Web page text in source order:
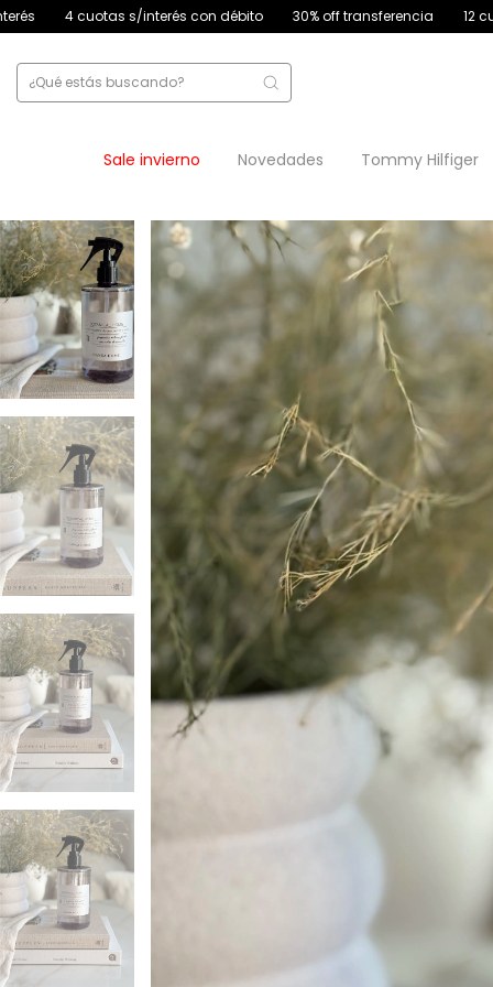
con débito 30% off transferencia 12 cuotas sin interés 4
Sale invierno Novedades Tommy Hilfiger